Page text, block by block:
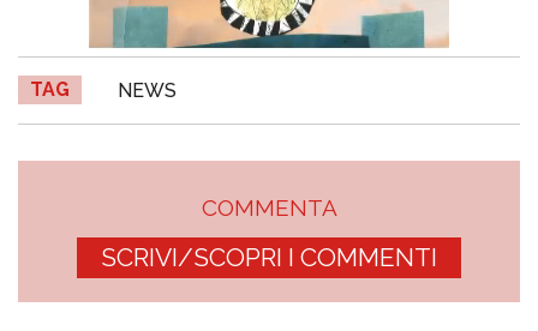
TAG NEWS
COMMENTA
SCRIVI/SCOPRI I COMMENTI